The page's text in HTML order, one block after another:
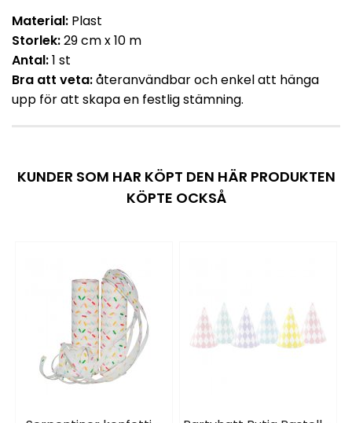
Material: Plast
Storlek:29 cm x 10 m
Antal:1 st
Bra att veta:återanvändbar och enkel att hänga
upp för att skapa en festlig stämning.
KUNDER SOM HAR KÖPT DEN HÄR PRODUKTEN
KÖPTE OCKSÅ